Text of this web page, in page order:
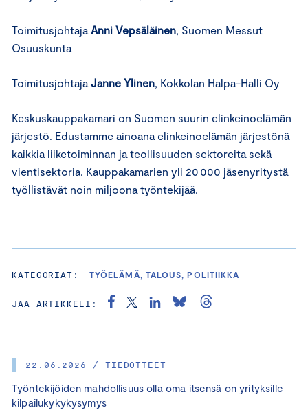
22.06.2026 / TIEDOTTEET
Työntekijöiden mahdollisuus olla oma itsensä on yrityksille
kilpailukykykysymys
Toimitusjohtaja Anni Vepsäläinen, Suomen Messut
Osuuskunta
Toimitusjohtaja Janne Ylinen, Kokkolan Halpa-Halli Oy
Keskuskauppakamari on Suomen suurin elinkeinoelämän
järjestö. Edustamme ainoana elinkeinoelämän järjestönä
kaikkia liiketoiminnan ja teollisuuden sektoreita sekä
vientisektoria. Kauppakamarien yli 20 000 jäsenyritystä
työllistävät noin miljoona työntekijää.
KATEGORIAT: TYÖELÄMÄ, TALOUS, POLITIIKKA
JAA ARTIKKELI: